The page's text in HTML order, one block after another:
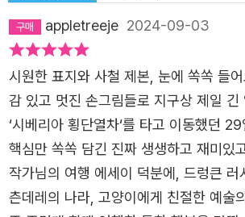
appletreeje 2024-09-03
시원한 표지와 사철 제본, 눈에 쏙쏙 들
감 있고 멋진 손그림들로 지구상 제일
‘시베리아 횡단열차‘를 타고 이동했던
핵심만 쏙쏙 담긴 진짜 생생하고 재미있
작가님의 여행 에세이 덕분에, 드렁큰 러
츤데레의 나라, 고양이에게 친절한 예술